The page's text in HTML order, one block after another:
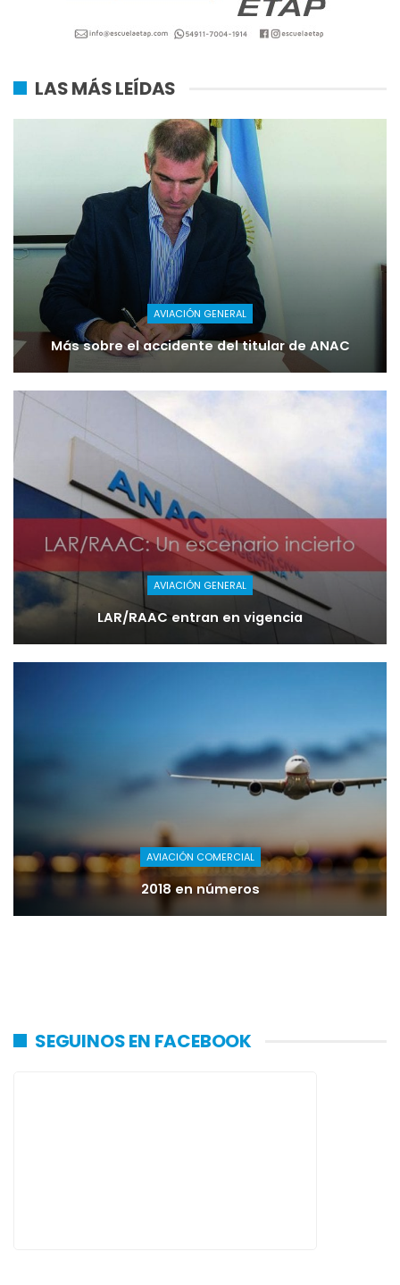
LAS MÁS LEÍDAS
AVIACIÓN GENERAL
Más sobre el accidente del titular de ANAC
AVIACIÓN GENERAL
LAR/RAAC entran en vigencia
AVIACIÓN COMERCIAL
2018 en números
SEGUINOS EN FACEBOOK